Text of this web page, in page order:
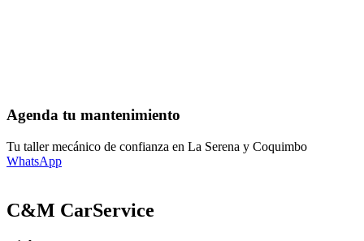
Agenda tu mantenimiento
Tu taller mecánico de confianza en La Serena y Coquimbo
WhatsApp
C&M CarService